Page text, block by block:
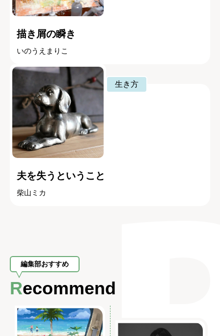
描き屑の瞬き
いのうえまりこ
生き方
夫を失うということ
柴山ミカ
編集部おすすめ
Recommend